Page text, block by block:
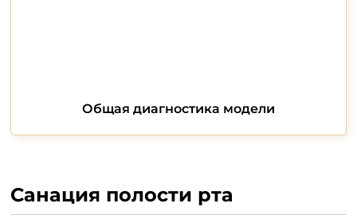
Общая диагностика модели
Санация полости рта